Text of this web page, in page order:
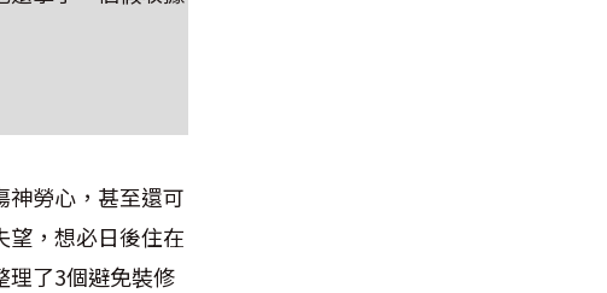
神勞心，甚至還可
望，想必日後住在
理了3個避免裝修